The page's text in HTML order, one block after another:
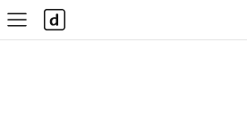
사
이
다
나
와